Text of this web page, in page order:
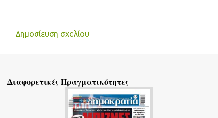
λ
Δημοσίευση σχολίου
Διαφορετικές Πραγματικότητες